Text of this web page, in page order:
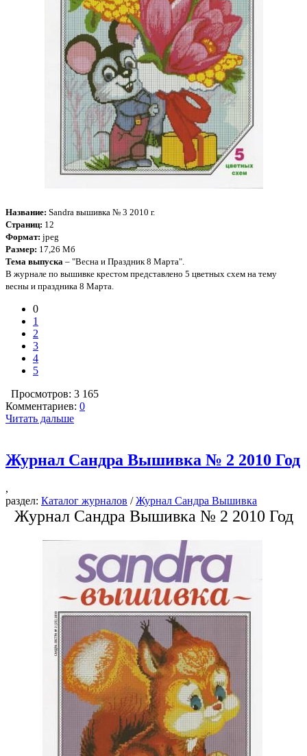
Название: Sandra вышивка № 3 2010 г.
Страниц: 12
Формат: jpeg
Размер: 17,26 Мб
Тема выпуска – "Весна и Праздник 8 Марта".
В журнале по вышивке крестом представлено 5 цветных схем на тему
весны и праздника 8 Марта.
0
1
2
3
4
5
Просмотров: 3 165
Комментариев: 0
Читать дальше
Журнал Сандра Вышивка № 2 2010 Год
,
раздел: Каталог журналов /Журнал Сандра Вышивка
Журнал Сандра Вышивка № 2 2010 Год